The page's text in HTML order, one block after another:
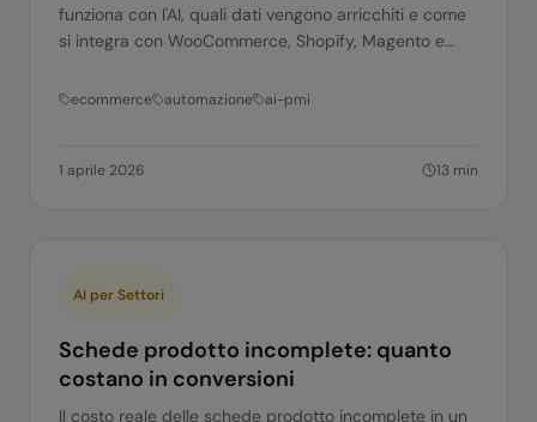
funziona con l'AI, quali dati vengono arricchiti e come
si integra con WooCommerce, Shopify, Magento e
ecommerce automazione ai-pmi
1 aprile 2026 13 min
AI per Settori
Schede prodotto incomplete: quanto
costano in conversioni
Il costo reale delle schede prodotto incomplete in un